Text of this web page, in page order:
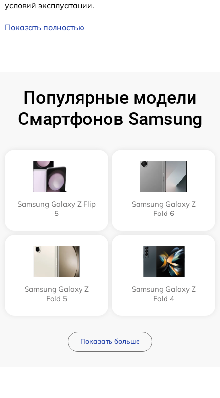
условий эксплуатации.
Показать полностью
Популярные модели
Смартфонов Samsung
Samsung Galaxy Z Flip
5
Samsung Galaxy Z
Fold 6
Samsung Galaxy Z
Fold 5
Samsung Galaxy Z
Fold 4
Показать больше